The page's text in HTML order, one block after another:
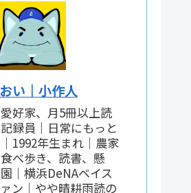
い｜小作人
好家、月5冊以上読
録員｜日常にもっと
1992年生まれ｜農家
べ歩き、読書、懸
｜横浜DeNAベイス
ン｜やや晴耕雨読の